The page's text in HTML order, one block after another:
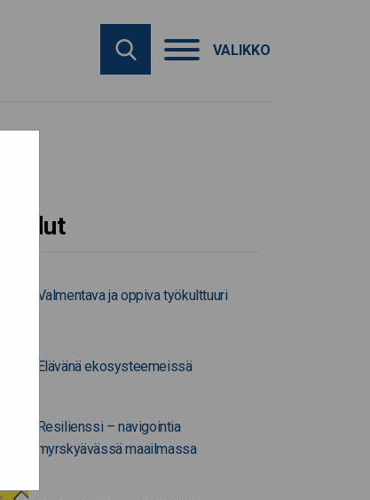
VALIKKO
Valmentava ja oppiva työkulttuuri
Elävänä ekosysteemeissä
Resilienssi – navigointia
myrskyävässä maailmassa